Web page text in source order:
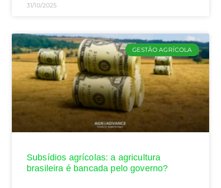
31/10/2025
GESTÃO AGRÍCOLA
Subsídios agrícolas: a agricultura
brasileira é bancada pelo governo?